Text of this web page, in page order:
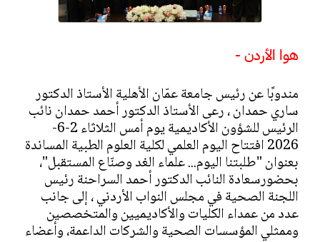
هوا الأردن -
مندوبًا عن رئيس جامعة عمّان الأهلية الأستاذ الدكتور
ساري حمدان ، رعى الأستاذ الدكتور أحمد حمدان نائب
الرئيس للشؤون الأكاديمية يوم أمس الثلاثاء 2-6-
2026 افتتاح اليوم العلمي لكلية العلوم الطبية المساندة
بعنوان "طلبتنا اليوم... علماء الغد وصنّاع المستقبل"،
بحضورسعادة النائب الدكتور أحمد السراحنة رئيس
اللجنة الصحية في مجلس النواب الأردني ، إلى جانب
عدد من عمداء الكليات والأكاديميين والمتخصصين
وممثلي المؤسسات الصحية والشركات الداعمة، وأعضاء